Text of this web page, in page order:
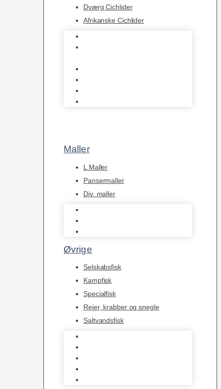
Dværg Cichlider
Afrikanske Cichlider
Maller
L Maller
Pansermaller
Div. maller
Øvrige
Selskabsfisk
Kampfisk
Specialfisk
Rejer, krabber og snegle
Saltvandsfisk